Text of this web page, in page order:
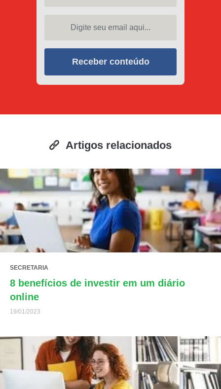
Receber conteúdo
Artigos relacionados
SECRETARIA
8 benefícios de investir em um diário
online
19/01/2023